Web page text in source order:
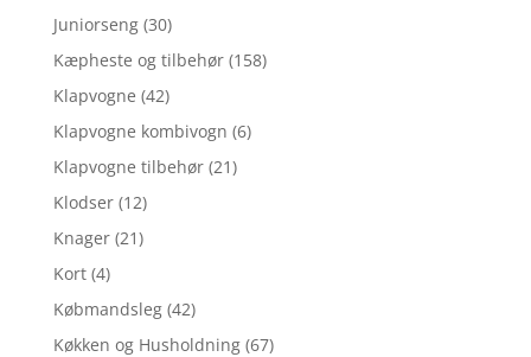
Juniorseng (30)
Kæpheste og tilbehør (158)
Klapvogne (42)
Klapvogne kombivogn (6)
Klapvogne tilbehør (21)
Klodser (12)
Knager (21)
Kort (4)
Købmandsleg (42)
Køkken og Husholdning (67)